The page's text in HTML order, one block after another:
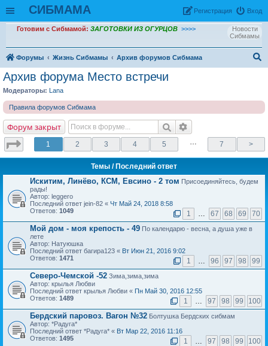
СИБМАМА Вход
Рeгиcтpaция
Новости
Сибмамы
Готовим с Сибмамой: ЗАГОТОВКИ ИЗ ОГУРЦОВ >>>>
Форумы Жизнь Сибмамы
Архив форумов Сибмама
Архив форума Место встречи
Модераторы: Lana
Правила форумов Сибмама
Форум закрыт
1 2 3 4 5 … 7 >
Темы / Последний ответ
Искитим, Линёво, КСМ, Евсино - 2 том Присоединяйтесь, будем
рады!
Автор: leggero
Последний ответ jein-82 « Чт Май 24, 2018 8:58
Ответов: 1049 1 … 67 68 69 70
Мой дом - моя крепость - 49 По календарю - весна, а душа уже в
лете
Автор: Натуюшка
Последний ответ багира123 « Вт Июн 21, 2016 9:02
Ответов: 1471 1 … 96 97 98 99
Северо-Чемской -52 Зима,зима,зима
Автор: крылья Любви
Последний ответ крылья Любви « Пн Май 30, 2016 12:55
Ответов: 1489 1 … 97 98 99 100
Бердский паровоз. Вагон №32 Болтушка Бердских сибмам
Автор: *Радуга*
Последний ответ *Радуга* « Вт Мар 22, 2016 11:16
Ответов: 1495 1 … 97 98 99 100